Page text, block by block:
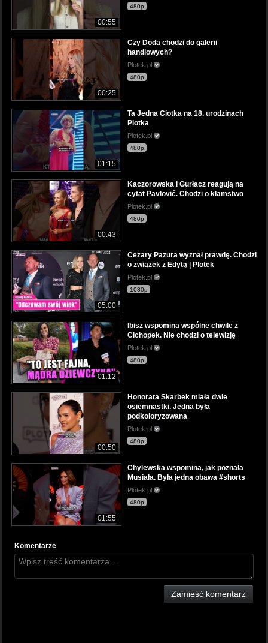
00:55
480p
00:25
Czy Doda chodzi do galerii
handlowych?
Plotek.pl
480p
01:15
Ta Jedna Ciotka na 18. urodzinach
Plotka
Plotek.pl
480p
00:43
Kaczorowska i Gurłacz reagują na
cytat Pavlović. Chodzi o kłamstwo
Plotek.pl
480p
05:00
Cezary Pazura wyznał prawdę. Chodzi
o związek z Edytą | Plotek
Plotek.pl
1080p
01:12
Ibisz wspomina wspólne chwile z
Cichopek. Nie chodzi o telewizję
Plotek.pl
480p
00:50
Honorata Skarbek miała dwie
osiemnastki. Jedna była
podkoloryzowana
Plotek.pl
480p
01:55
Chylewska wspomina, jak poznała
Musiała. Była jedna obawa #shorts
Plotek.pl
480p
Komentarze
Zamieść komentarz